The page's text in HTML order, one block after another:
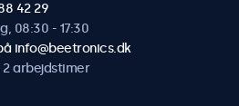
42 29
08:30 - 17:30
info@beetronics.dk
2 arbejdstimer